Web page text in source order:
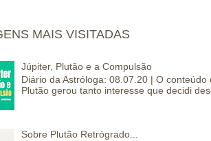
MAIS VISITADAS
Júpiter, Plutão e a Compulsão
Diário da Astróloga: 08.07.20 | O
Plutão gerou tanto interesse que decidi
Sobre Plutão Retrógrado...